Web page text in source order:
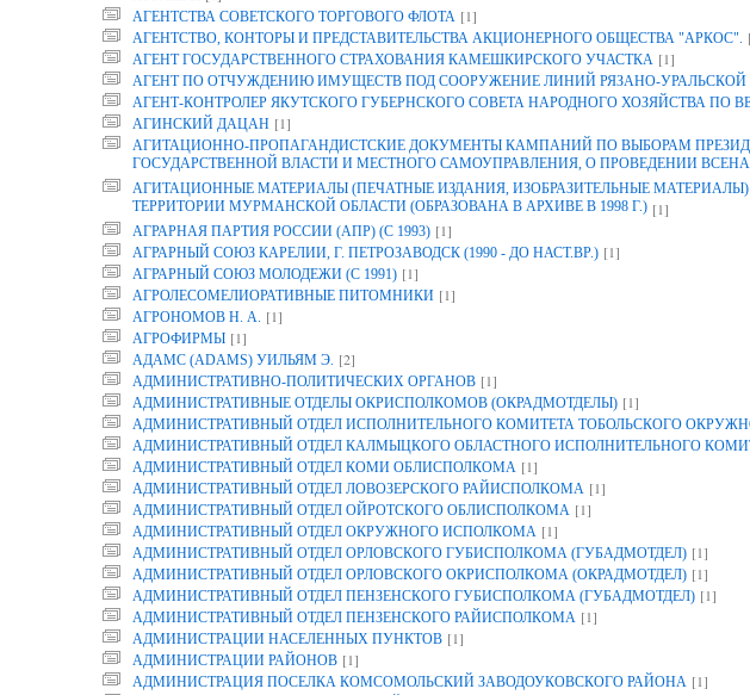
АГЕНТСТВА СОВЕТСКОГО ТОРГОВОГО ФЛОТА [1]
АГЕНТСТВО, КОНТОРЫ И ПРЕДСТАВИТЕЛЬСТВА АКЦИОНЕРНОГО ОБЩЕСТВА "АРКОС".
АГЕНТ ГОСУДАРСТВЕННОГО СТРАХОВАНИЯ КАМЕШКИРСКОГО УЧАСТКА [1]
АГЕНТ ПО ОТЧУЖДЕНИЮ ИМУЩЕСТВ ПОД СООРУЖЕНИЕ ЛИНИЙ РЯЗАНО-УРАЛЬСКОЙ
АГЕНТ-КОНТРОЛЕР ЯКУТСКОГО ГУБЕРНСКОГО СОВЕТА НАРОДНОГО ХОЗЯЙСТВА ПО
АГИНСКИЙ ДАЦАН [1]
АГИТАЦИОННО-ПРОПАГАНДИСТСКИЕ ДОКУМЕНТЫ КАМПАНИЙ ПО ВЫБОРАМ
ГОСУДАРСТВЕННОЙ ВЛАСТИ И МЕСТНОГО САМОУПРАВЛЕНИЯ, О ПРОВЕДЕНИИ
АГИТАЦИОННЫЕ МАТЕРИАЛЫ (ПЕЧАТНЫЕ ИЗДАНИЯ, ИЗОБРАЗИТЕЛЬНЫЕ
ТЕРРИТОРИИ МУРМАНСКОЙ ОБЛАСТИ (ОБРАЗОВАНА В АРХИВЕ В 1998 Г.) [1]
АГРАРНАЯ ПАРТИЯ РОССИИ (АПР) (С 1993) [1]
АГРАРНЫЙ СОЮЗ КАРЕЛИИ, Г. ПЕТРОЗАВОДСК (1990 - ДО НАСТ.ВР.) [1]
АГРАРНЫЙ СОЮЗ МОЛОДЕЖИ (С 1991) [1]
АГРОЛЕСОМЕЛИОРАТИВНЫЕ ПИТОМНИКИ [1]
АГРОНОМОВ Н. А. [1]
АГРОФИРМЫ [1]
АДАМС (ADAMS) УИЛЬЯМ Э. [2]
АДМИНИСТРАТИВНО-ПОЛИТИЧЕСКИХ ОРГАНОВ [1]
АДМИНИСТРАТИВНЫЕ ОТДЕЛЫ ОКРИСПОЛКОМОВ (ОКРАДМОТДЕЛЫ) [1]
АДМИНИСТРАТИВНЫЙ ОТДЕЛ ИСПОЛНИТЕЛЬНОГО КОМИТЕТА ТОБОЛЬСКОГО
АДМИНИСТРАТИВНЫЙ ОТДЕЛ КАЛМЫЦКОГО ОБЛАСТНОГО ИСПОЛНИТЕЛЬНОГО
АДМИНИСТРАТИВНЫЙ ОТДЕЛ КОМИ ОБЛИСПОЛКОМА [1]
АДМИНИСТРАТИВНЫЙ ОТДЕЛ ЛОВОЗЕРСКОГО РАЙИСПОЛКОМА [1]
АДМИНИСТРАТИВНЫЙ ОТДЕЛ ОЙРОТСКОГО ОБЛИСПОЛКОМА [1]
АДМИНИСТРАТИВНЫЙ ОТДЕЛ ОКРУЖНОГО ИСПОЛКОМА [1]
АДМИНИСТРАТИВНЫЙ ОТДЕЛ ОРЛОВСКОГО ГУБИСПОЛКОМА (ГУБАДМОТДЕЛ) [1]
АДМИНИСТРАТИВНЫЙ ОТДЕЛ ОРЛОВСКОГО ОКРИСПОЛКОМА (ОКРАДМОТДЕЛ) [1]
АДМИНИСТРАТИВНЫЙ ОТДЕЛ ПЕНЗЕНСКОГО ГУБИСПОЛКОМА (ГУБАДМОТДЕЛ) [1]
АДМИНИСТРАТИВНЫЙ ОТДЕЛ ПЕНЗЕНСКОГО РАЙИСПОЛКОМА [1]
АДМИНИСТРАЦИИ НАСЕЛЕННЫХ ПУНКТОВ [1]
АДМИНИСТРАЦИИ РАЙОНОВ [1]
АДМИНИСТРАЦИЯ ПОСЕЛКА КОМСОМОЛЬСКИЙ ЗАВОДОУКОВСКОГО РАЙОНА [1]